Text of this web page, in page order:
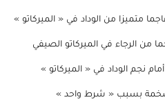
متميزا من الوداد في « الميركاتو »
من الرجاء في الميركاتو الصيفي
نجم الوداد في « الميركاتو »
بسبب « شرط واحد »